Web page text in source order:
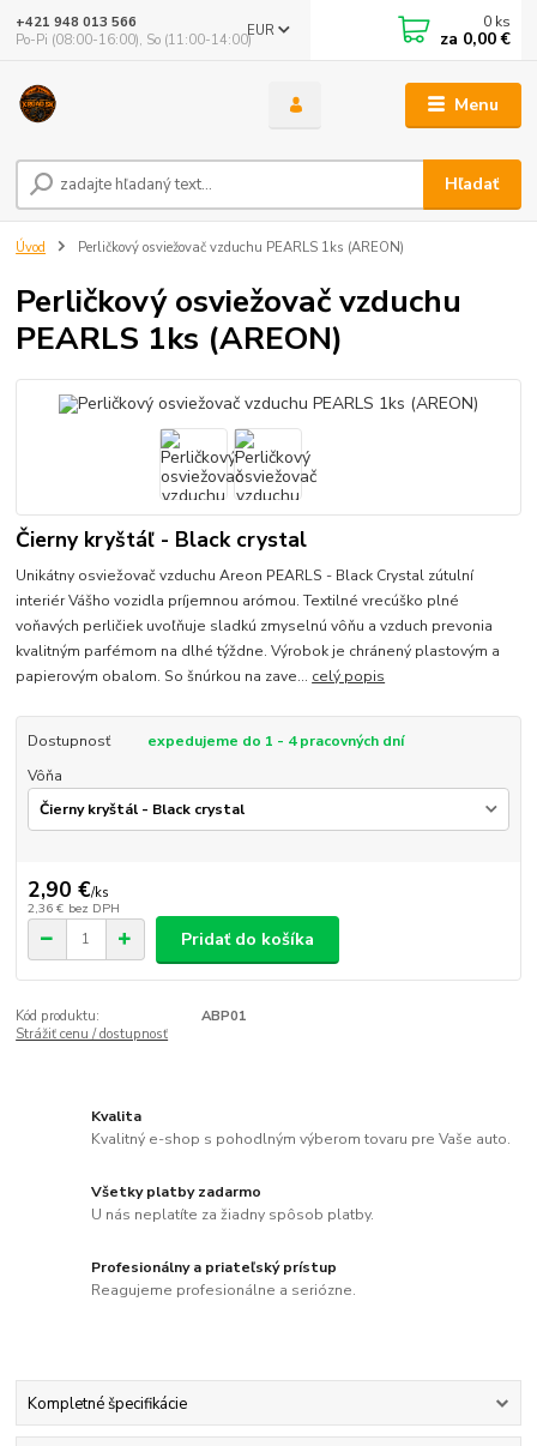
Menu
EUR
Hľadať
+421 948 013 566
Po-Pi (08:00-16:00), So (11:00-14:00)
0 ks
za 0,00 €
Úvod Perličkový osviežovač vzduchu PEARLS 1ks (AREON)
Perličkový osviežovač vzduchu
PEARLS 1ks (AREON)
Čierny kryštáľ - Black crystal
Unikátny osviežovač vzduchu Areon PEARLS - Black Crystal zútulní
interiér Vášho vozidla príjemnou arómou. Textilné vrecúško plné
voňavých perličiek uvoľňuje sladkú zmyselnú vôňu a vzduch prevonia
kvalitným parfémom na dlhé týždne. Výrobok je chránený plastovým a
papierovým obalom. So šnúrkou na zave... celý popis
Dostupnosť
expedujeme do 1 - 4 pracovných dní
Vôňa
2,90 €/ks
2,36 € bez DPH
Pridať do košíka
Kód produktu:
ABP01
Strážiť cenu / dostupnosť
Kvalita
Kvalitný e-shop s pohodlným výberom tovaru pre Vaše auto.
Všetky platby zadarmo
U nás neplatíte za žiadny spôsob platby.
Profesionálny a priateľský prístup
Reagujeme profesionálne a seriózne.
Kompletné špecifikácie